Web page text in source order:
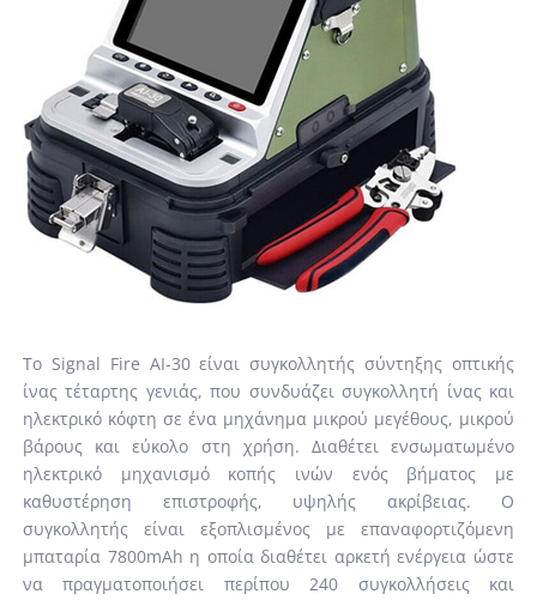
Το Signal Fire AI-30 είναι συγκολλητής σύντηξης οπτικής
ίνας τέταρτης γενιάς, που συνδυάζει συγκολλητή ίνας και
ηλεκτρικό κόφτη σε ένα μηχάνημα μικρού μεγέθους, μικρού
βάρους και εύκολο στη χρήση. Διαθέτει ενσωματωμένο
ηλεκτρικό μηχανισμό κοπής ινών ενός βήματος με
καθυστέρηση επιστροφής, υψηλής ακρίβειας. Ο
συγκολλητής είναι εξοπλισμένος με επαναφορτιζόμενη
μπαταρία 7800mAh η οποία διαθέτει αρκετή ενέργεια ώστε
να πραγματοποιήσει περίπου 240 συγκολλήσεις και